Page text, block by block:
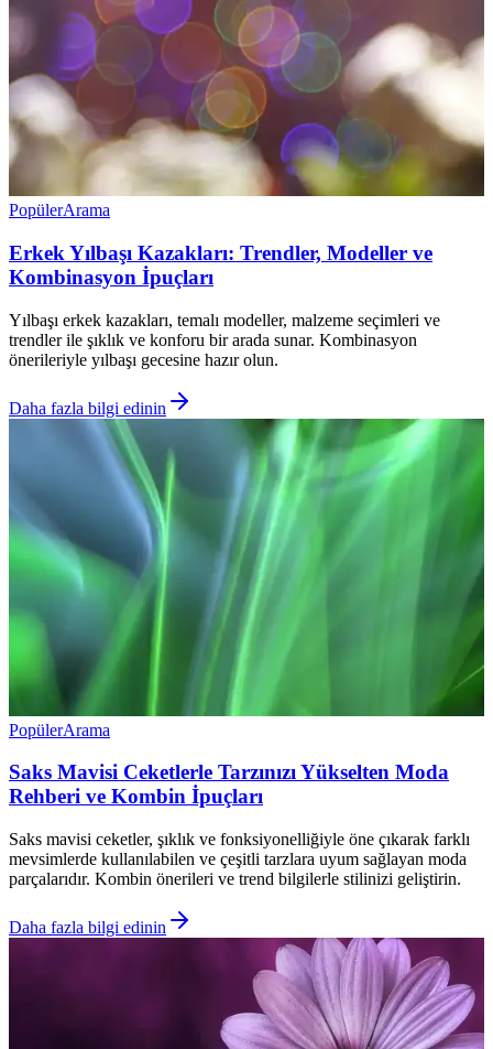
PopülerArama
Erkek Yılbaşı Kazakları: Trendler, Modeller ve
Kombinasyon İpuçları
Yılbaşı erkek kazakları, temalı modeller, malzeme seçimleri ve
trendler ile şıklık ve konforu bir arada sunar. Kombinasyon
önerileriyle yılbaşı gecesine hazır olun.
Daha fazla bilgi edinin
PopülerArama
Saks Mavisi Ceketlerle Tarzınızı Yükselten Moda
Rehberi ve Kombin İpuçları
Saks mavisi ceketler, şıklık ve fonksiyonelliğiyle öne çıkarak farklı
mevsimlerde kullanılabilen ve çeşitli tarzlara uyum sağlayan moda
parçalarıdır. Kombin önerileri ve trend bilgilerle stilinizi geliştirin.
Daha fazla bilgi edinin